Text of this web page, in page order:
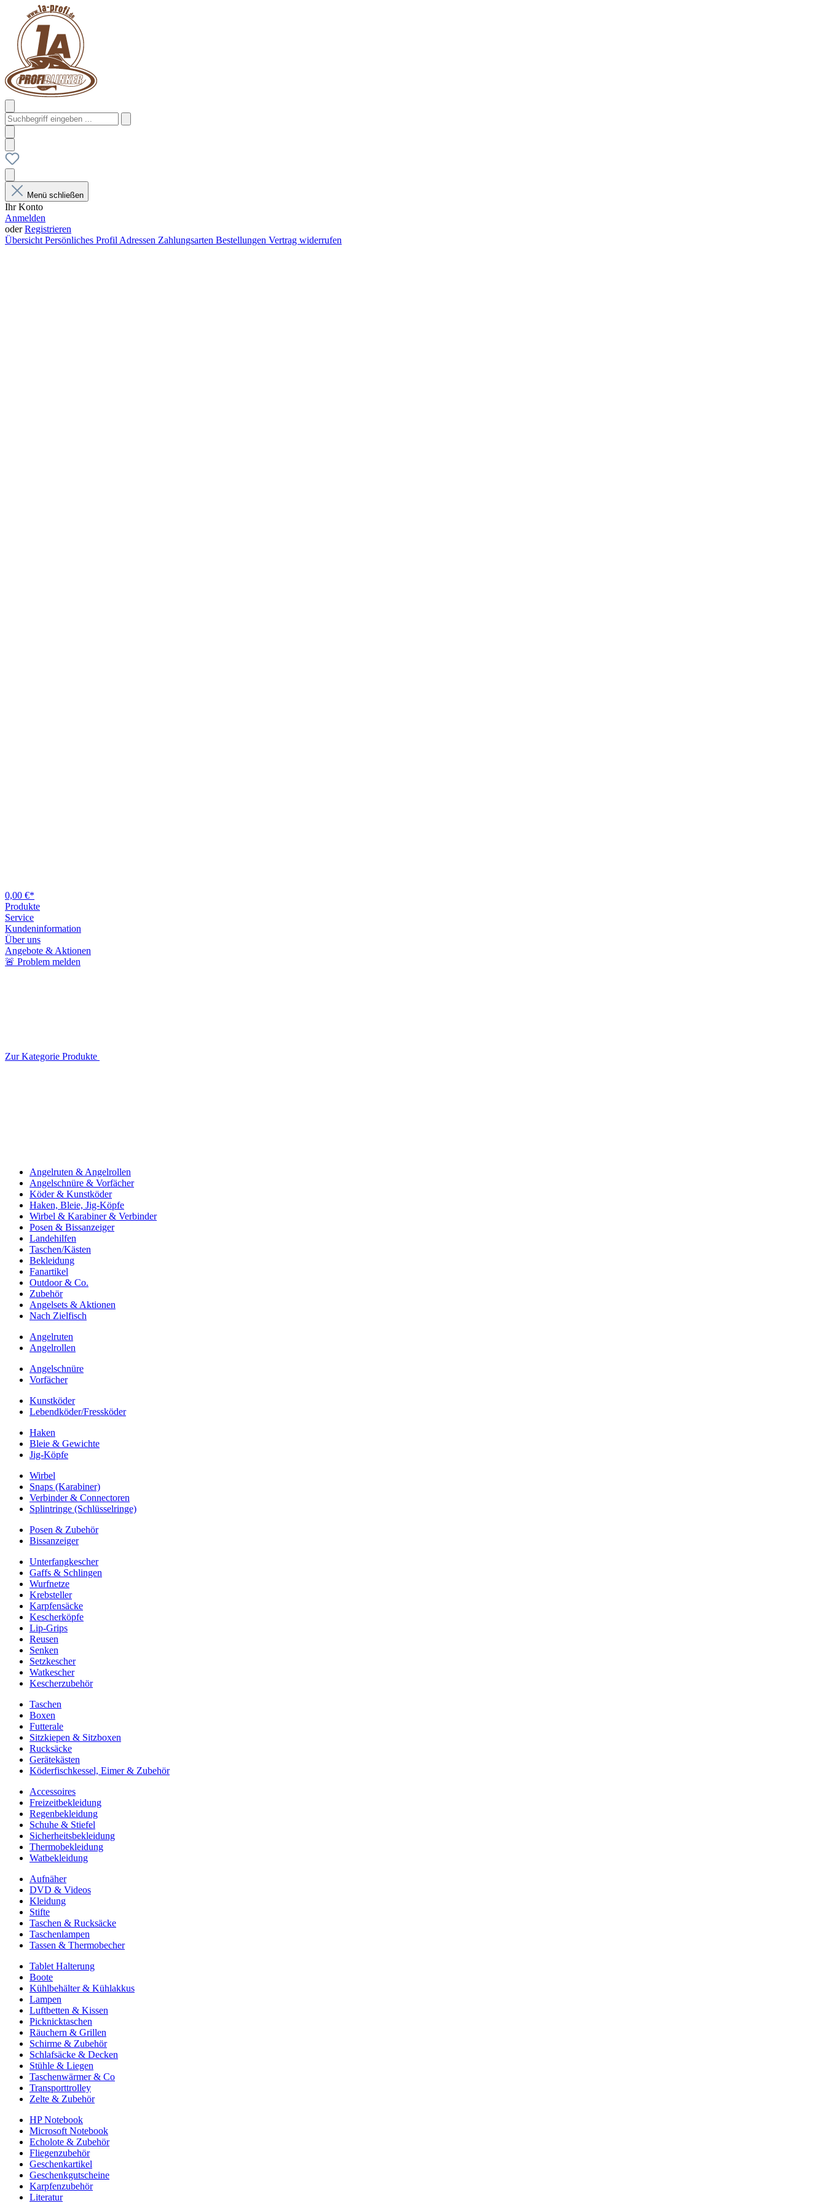
Menü schließen
Ihr Konto
Anmelden
oderRegistrieren
Übersicht Persönliches Profil Adressen Zahlungsarten Bestellungen Vertrag widerrufen
0,00 €*
Produkte
Service
Kundeninformation
Über uns
Angebote & Aktionen
🚨 Problem melden
Zur Kategorie Produkte
Angelruten & Angelrollen
Angelschnüre & Vorfächer
Köder & Kunstköder
Haken, Bleie, Jig-Köpfe
Wirbel & Karabiner & Verbinder
Posen & Bissanzeiger
Landehilfen
Taschen/Kästen
Bekleidung
Fanartikel
Outdoor & Co.
Zubehör
Angelsets & Aktionen
Nach Zielfisch
Angelruten
Angelrollen
Angelschnüre
Vorfächer
Kunstköder
Lebendköder/Fressköder
Haken
Bleie & Gewichte
Jig-Köpfe
Wirbel
Snaps (Karabiner)
Verbinder & Connectoren
Splintringe (Schlüsselringe)
Posen & Zubehör
Bissanzeiger
Unterfangkescher
Gaffs & Schlingen
Wurfnetze
Krebsteller
Karpfensäcke
Kescherköpfe
Lip-Grips
Reusen
Senken
Setzkescher
Watkescher
Kescherzubehör
Taschen
Boxen
Futterale
Sitzkiepen & Sitzboxen
Rucksäcke
Gerätekästen
Köderfischkessel, Eimer & Zubehör
Accessoires
Freizeitbekleidung
Regenbekleidung
Schuhe & Stiefel
Sicherheitsbekleidung
Thermobekleidung
Watbekleidung
Aufnäher
DVD & Videos
Kleidung
Stifte
Taschen & Rucksäcke
Taschenlampen
Tassen & Thermobecher
Tablet Halterung
Boote
Kühlbehälter & Kühlakkus
Lampen
Luftbetten & Kissen
Picknicktaschen
Räuchern & Grillen
Schirme & Zubehör
Schlafsäcke & Decken
Stühle & Liegen
Taschenwärmer & Co
Transporttrolley
Zelte & Zubehör
HP Notebook
Microsoft Notebook
Echolote & Zubehör
Fliegenzubehör
Geschenkartikel
Geschenkgutscheine
Karpfenzubehör
Literatur